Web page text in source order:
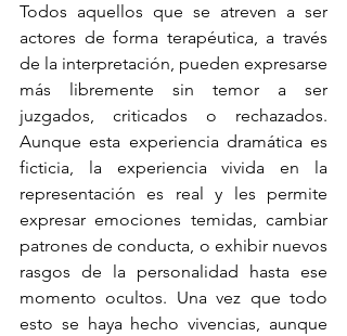
Todos aquellos que se atreven a ser
actores de forma terapéutica, a través
de la interpretación, pueden expresarse
más libremente sin temor a ser
juzgados, criticados o rechazados.
Aunque esta experiencia dramática es
ficticia, la experiencia vivida en la
representación es real y les permite
expresar emociones temidas, cambiar
patrones de conducta, o exhibir nuevos
rasgos de la personalidad hasta ese
momento ocultos. Una vez que todo
esto se haya hecho vivencias, aunque